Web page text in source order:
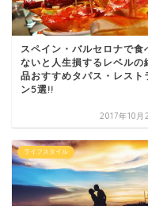
スペイン・バルセロナで食
ないと人生損するレベルの
品おすすめタパス・レスト
ン5選!!
2017年10月
ライフスタイル